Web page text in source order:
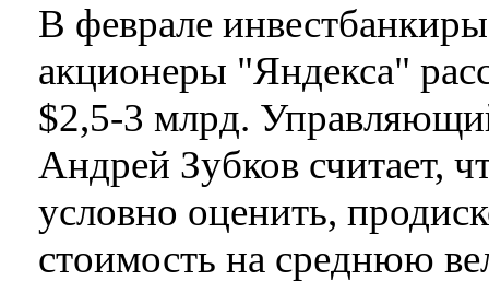
В феврале
акционеры "Яндекса"
$2,5-3 млрд.
Андрей Зубков считает,
условно оценить,
стоимость на среднюю